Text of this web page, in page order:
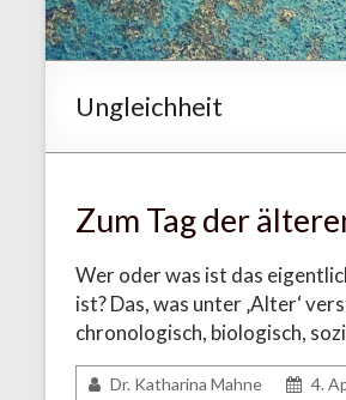
Ungleichheit
Zum Tag der
Wer oder was ist das
ist? Das, was unter ‚Alter‘
chronologisch, biologisch,
Dr. Katharina Mahne 4.